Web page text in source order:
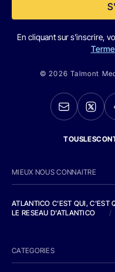
En cliquant sur s'inscrire,
© 2026 Talmont
MIEUX NOUS CONNAITRE
ATLANTICO C'EST QUI, C'EST
LE RESEAU D'ATLANTICO
/
CATEGORIES